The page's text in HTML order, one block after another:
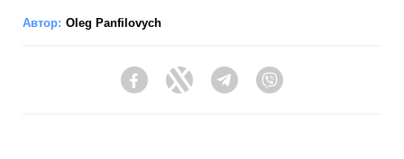
Автор: Oleg Panfilovych
FacebookTwitter Telegram